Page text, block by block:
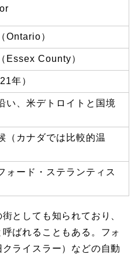
Ontario）
Essex County）
年）
い、米デトロイトと国境
（カナダでは比較的温
ォード・ステランティス
としても知られており、
ばれることもある。フォ
ライスラー）などの自動